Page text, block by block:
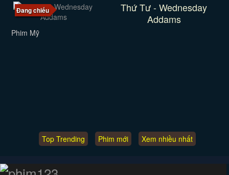
Đang chiếu
Thứ Tư - Wednesday
Addams
Phim Mỹ
Top Trending Phim mới Xem nhiều nhất